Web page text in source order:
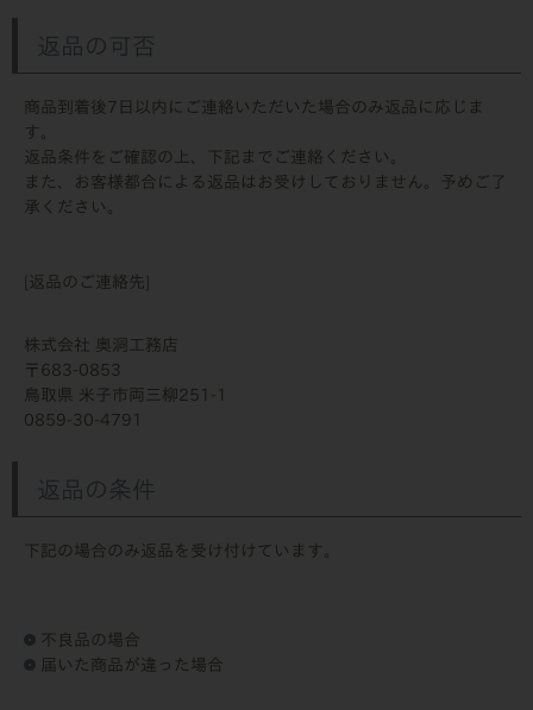
返品の可否
商品到着後7日以内にご連絡いただいた場合のみ返品に応じま
す。
返品条件をご確認の上、下記までご連絡ください。
また、お客様都合による返品はお受けしておりません。予めご了
承ください。
[返品のご連絡先]
株式会社 奥洞工務店
683-0853
鳥取県 米子市両三柳251-1
0859-30-4791
返品の条件
下記の場合のみ返品を受け付けています。
不良品の場合
届いた商品が違った場合